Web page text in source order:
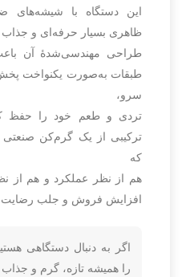
ظاهری بسیار حرفه‌ای و
طراحی مهندسی‌شدهٔ آن
طبقات به‌صورت یکنواخت
سرو،
ترکیبی از یک گرم‌کن
که
هم از نظر عملکرد و هم از
افزایش فروش و جلب رضایت
اگر به دنبال دستگاهی
را همیشه تازه، گرم و جذاب